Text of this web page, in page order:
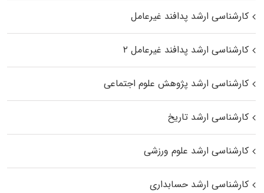
کارشناسی ارشد پدافند غیرعامل
کارشناسی ارشد پدافند غیرعامل ۲
کارشناسی ارشد پژوهش علوم اجتماعی
کارشناسی ارشد تاریخ
کارشناسی ارشد علوم ورزشی
کارشناسی ارشد حسابداری